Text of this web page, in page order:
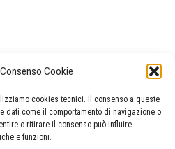
Cookie
cookies tecnici. Il consenso a queste
dati come il comportamento di navigazione o
o ritirare il consenso può influire
e funzioni.
5714978 (orario apertura Galleria)
13.00)